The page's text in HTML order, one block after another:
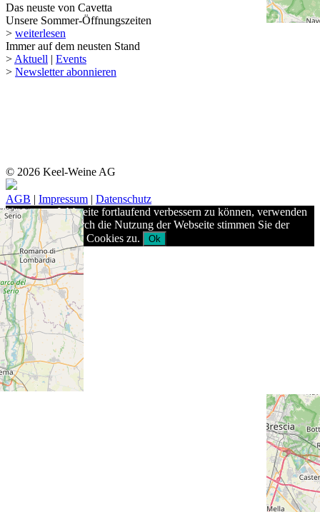
Das neuste von Cavetta
Unsere Sommer-Öffnungszeiten
> weiterlesen
Immer auf dem neusten Stand
> Aktuell | Events
> Newsletter abonnieren
© 2026 Keel-Weine AG
AGB | Impressum | Datenschutz
Um unsere Webseite fortlaufend verbessern zu können, verwenden
wir Cookies. Durch die Nutzung der Webseite stimmen Sie der
Verwendung von Cookies zu.
Ok